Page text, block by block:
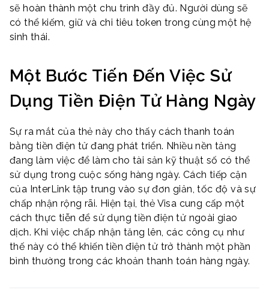
sẽ hoàn thành một chu trình đầy đủ. Người dùng sẽ
có thể kiếm, giữ và chi tiêu token trong cùng một hệ
sinh thái.
Một Bước Tiến Đến Việc Sử
Dụng Tiền Điện Tử Hàng Ngày
Sự ra mắt của thẻ này cho thấy cách thanh toán
bằng tiền điện tử đang phát triển. Nhiều nền tảng
đang làm việc để làm cho tài sản kỹ thuật số có thể
sử dụng trong cuộc sống hàng ngày. Cách tiếp cận
của InterLink tập trung vào sự đơn giản, tốc độ và sự
chấp nhận rộng rãi. Hiện tại, thẻ Visa cung cấp một
cách thực tiễn để sử dụng tiền điện tử ngoài giao
dịch. Khi việc chấp nhận tăng lên, các công cụ như
thế này có thể khiến tiền điện tử trở thành một phần
bình thường trong các khoản thanh toán hàng ngày.